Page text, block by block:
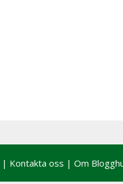
| Kontakta oss | Om